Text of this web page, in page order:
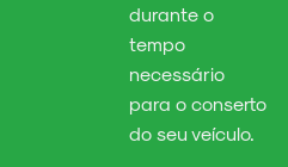
durante o
tempo
necessário
para o conserto
do seu veículo.